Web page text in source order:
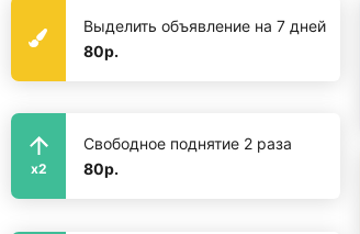
Выделить объявление на 7 дней
80р.
x2
Свободное поднятие 2 раза
80р.